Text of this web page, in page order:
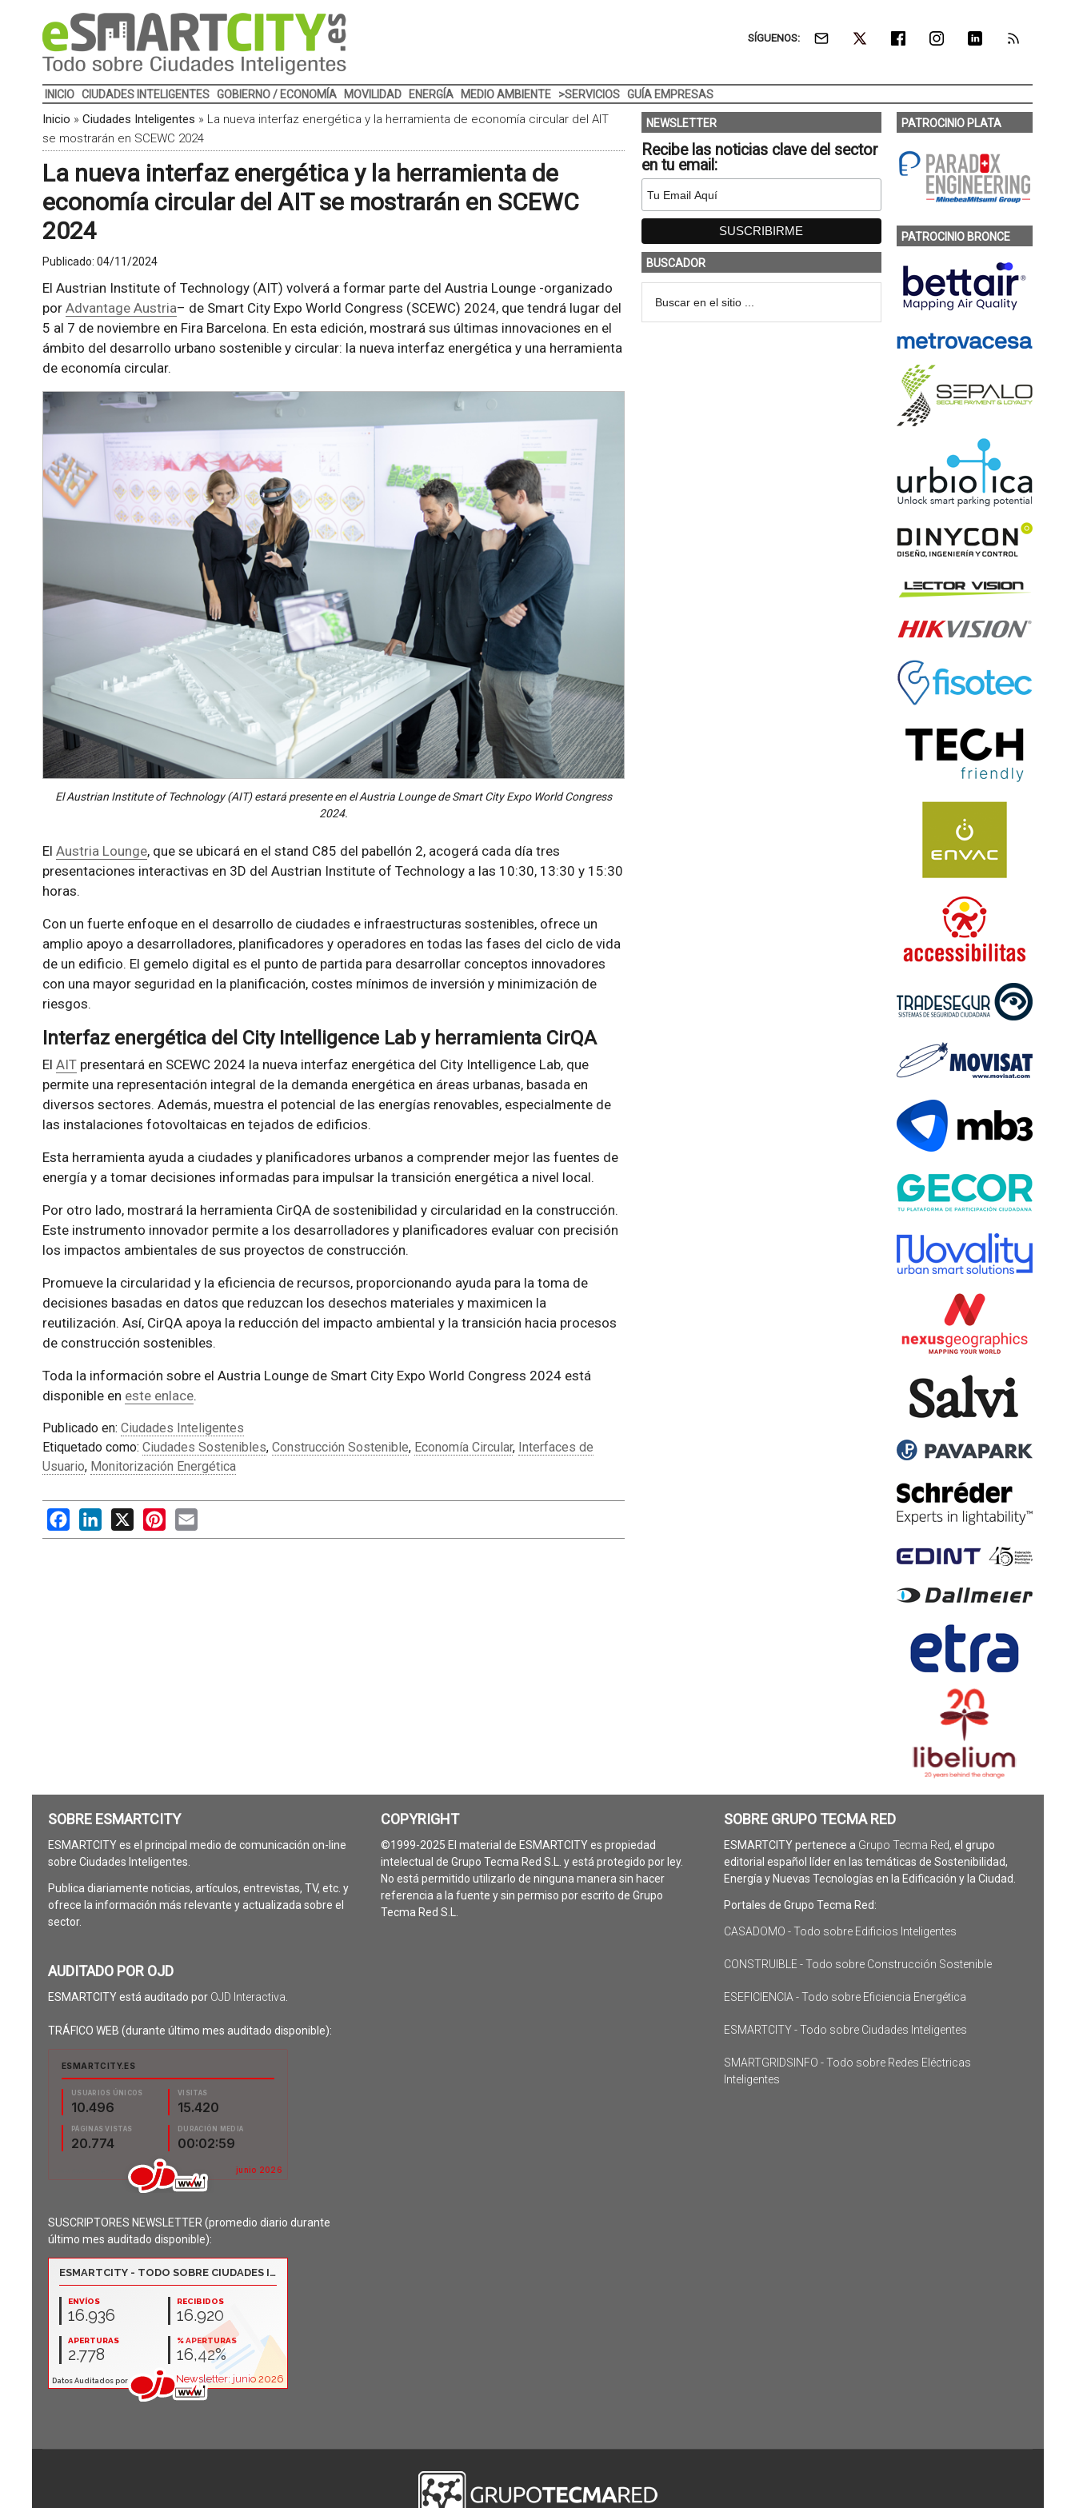
SÍGUENOS:
INICIO CIUDADES INTELIGENTES GOBIERNO / ECONOMÍA MOVILIDAD ENERGÍA MEDIO AMBIENTE >SERVICIOS GUÍA EMPRESAS
Inicio » Ciudades Inteligentes » La nueva interfaz energética y la herramienta de economía circular del AIT
se mostrarán en SCEWC 2024
La nueva interfaz energética y la herramienta de
economía circular del AIT se mostrarán en SCEWC
2024
Publicado: 04/11/2024
El Austrian Institute of Technology (AIT) volverá a formar parte del Austria Lounge -organizado
por Advantage Austria– de Smart City Expo World Congress (SCEWC) 2024, que tendrá lugar del
5 al 7 de noviembre en Fira Barcelona. En esta edición, mostrará sus últimas innovaciones en el
ámbito del desarrollo urbano sostenible y circular: la nueva interfaz energética y una herramienta
de economía circular.
El Austrian Institute of Technology (AIT) estará presente en el Austria Lounge de Smart City Expo World Congress
2024.
El Austria Lounge, que se ubicará en el stand C85 del pabellón 2, acogerá cada día tres
presentaciones interactivas en 3D del Austrian Institute of Technology a las 10:30, 13:30 y 15:30
horas.
Con un fuerte enfoque en el desarrollo de ciudades e infraestructuras sostenibles, ofrece un
amplio apoyo a desarrolladores, planificadores y operadores en todas las fases del ciclo de vida
de un edificio. El gemelo digital es el punto de partida para desarrollar conceptos innovadores
con una mayor seguridad en la planificación, costes mínimos de inversión y minimización de
riesgos.
Interfaz energética del City Intelligence Lab y herramienta CirQA
El AITpresentará en SCEWC 2024 la nueva interfaz energética del City Intelligence Lab, que
permite una representación integral de la demanda energética en áreas urbanas, basada en
diversos sectores. Además, muestra el potencial de las energías renovables, especialmente de
las instalaciones fotovoltaicas en tejados de edificios.
Esta herramienta ayuda a ciudades y planificadores urbanos a comprender mejor las fuentes de
energía y a tomar decisiones informadas para impulsar la transición energética a nivel local.
Por otro lado, mostrará la herramienta CirQA de sostenibilidad y circularidad en la construcción.
Este instrumento innovador permite a los desarrolladores y planificadores evaluar con precisión
los impactos ambientales de sus proyectos de construcción.
Promueve la circularidad y la eficiencia de recursos, proporcionando ayuda para la toma de
decisiones basadas en datos que reduzcan los desechos materiales y maximicen la
reutilización. Así, CirQA apoya la reducción del impacto ambiental y la transición hacia procesos
de construcción sostenibles.
Toda la información sobre el Austria Lounge de Smart City Expo World Congress 2024 está
disponible en este enlace.
Publicado en: Ciudades Inteligentes
Etiquetado como: Ciudades Sostenibles, Construcción Sostenible, Economía Circular, Interfaces de
Usuario, Monitorización Energética
FacebookLinkedIn
X PinterestEmail
NEWSLETTER
Recibe las noticias clave del sector
en tu email:
BUSCADOR
PATROCINIO PLATA
PATROCINIO BRONCE
SOBRE ESMARTCITY
ESMARTCITY es el principal medio de comunicación on-line
sobre Ciudades Inteligentes.
Publica diariamente noticias, artículos, entrevistas, TV, etc. y
ofrece la información más relevante y actualizada sobre el
sector.
AUDITADO POR OJD
ESMARTCITY está auditado por OJD Interactiva
TRÁFICO WEB (durante último mes auditado disponible):
SUSCRIPTORES NEWSLETTER (promedio diario durante
último mes auditado disponible):
COPYRIGHT
©1999-2025 El material de ESMARTCITY es propiedad
intelectual de Grupo Tecma Red S.L. y está protegido por ley.
No está permitido utilizarlo de ninguna manera sin hacer
referencia a la fuente y sin permiso por escrito de Grupo
Tecma Red S.L.
SOBRE GRUPO TECMA RED
ESMARTCITY pertenece a Grupo Tecma Red, el grupo
editorial español líder en las temáticas de Sostenibilidad,
Energía y Nuevas Tecnologías en la Edificación y la Ciudad.
Portales de Grupo Tecma Red:
CASADOMO - Todo sobre Edificios Inteligentes
CONSTRUIBLE - Todo sobre Construcción Sostenible
ESEFICIENCIA - Todo sobre Eficiencia Energética
ESMARTCITY - Todo sobre Ciudades Inteligentes
SMARTGRIDSINFO - Todo sobre Redes Eléctricas
Inteligentes